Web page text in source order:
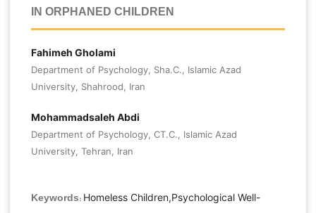
IN ORPHANED CHILDREN
Fahimeh Gholami
Department of Psychology, Sha.C., Islamic Azad
University, Shahrood, Iran
Mohammadsaleh Abdi
Department of Psychology, CT.C., Islamic Azad
University, Tehran, Iran
Keywords: Homeless Children,Psychological Well-